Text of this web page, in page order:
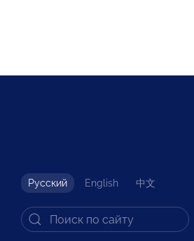
Русский English 中文